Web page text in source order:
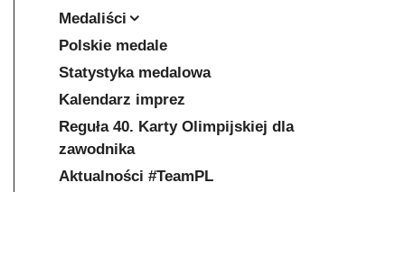
Medaliści
Polskie medale
Statystyka medalowa
Kalendarz imprez
Reguła 40. Karty Olimpijskiej dla
zawodnika
Aktualności #TeamPL